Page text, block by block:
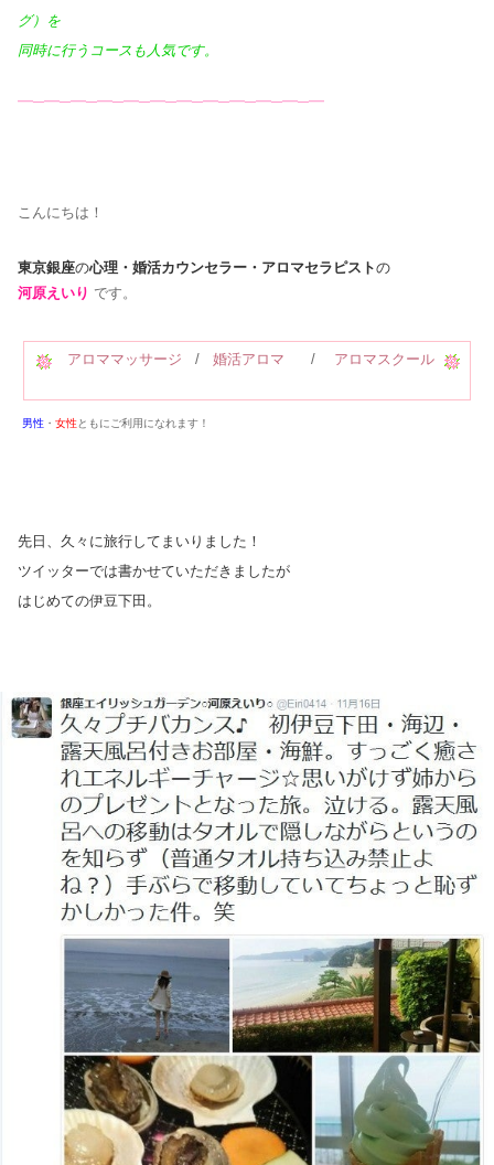
グ）を
同時に行うコースも人気です。
━─━─━─━─━─━─━─━─━─━─━─━
こんにちは！
東京銀座の心理・婚活カウンセラー・アロマセラピストの
河原えいり です。
アロママッサージ / 婚活アロマ / アロマスクール
男性 ・ 女性ともにご利用になれます！
先日、久々に旅行してまいりました！
ツイッターでは書かせていただきましたが
はじめての伊豆下田。